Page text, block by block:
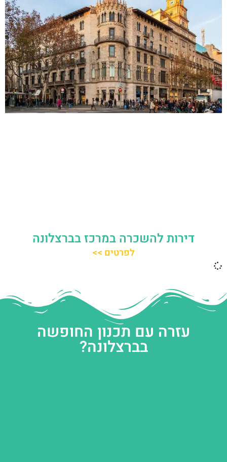
דירות להשכרה במרכז בברצלונה
לפרטים >>
עזרה עם תכנון החופשה
בברצלונה?